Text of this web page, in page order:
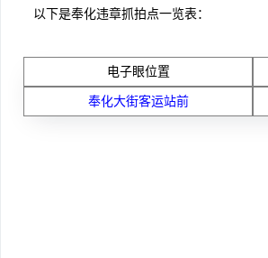
以下是奉化违章抓拍点一览表：
电子眼位置
奉化大街客运站前